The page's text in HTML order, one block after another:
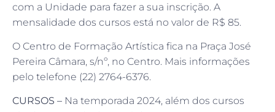
com a Unidade para fazer a sua inscrição. A
mensalidade dos cursos está no valor de R$ 85.
O Centro de Formação Artística fica na Praça José
Pereira Câmara, s/nº, no Centro. Mais informações
pelo telefone (22) 2764-6376.
CURSOS – Na temporada 2024, além dos cursos